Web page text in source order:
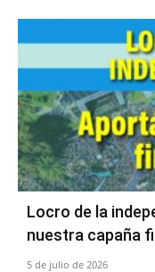
Locro de la
nuestra capaña
5 de julio de 2026